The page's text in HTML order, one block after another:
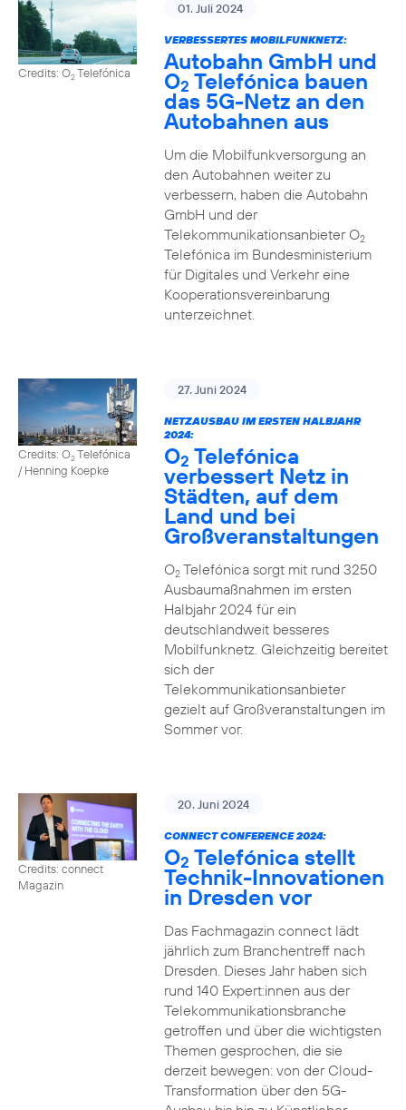
Credits: O2Telefónica
01. Juli 2024
VERBESSERTES MOBILFUNKNETZ:
Autobahn GmbH und
O2 Telefónica bauen
das 5G-Netz an den
Autobahnen aus
Um die Mobilfunkversorgung an
den Autobahnen weiter zu
verbessern, haben die Autobahn
GmbH und der
Telekommunikationsanbieter O2
Telefónica im Bundesministerium
für Digitales und Verkehr eine
Kooperationsvereinbarung
unterzeichnet.
Credits: O2Telefónica
/ Henning Koepke
27. Juni 2024
NETZAUSBAU IM ERSTEN HALBJAHR
2024:
O2 Telefónica
verbessert Netz in
Städten, auf dem
Land und bei
Großveranstaltungen
O2Telefónica sorgt mit rund 3250
Ausbaumaßnahmen im ersten
Halbjahr 2024 für ein
deutschlandweit besseres
Mobilfunknetz. Gleichzeitig bereitet
sich der
Telekommunikationsanbieter
gezielt auf Großveranstaltungen im
Sommer vor.
Credits: connect
Magazin
20. Juni 2024
CONNECT CONFERENCE 2024:
O2 Telefónica stellt
Technik-Innovationen
in Dresden vor
Das Fachmagazin connect lädt
jährlich zum Branchentreff nach
Dresden. Dieses Jahr haben sich
rund 140 Expert:innen aus der
Telekommunikationsbranche
getroffen und über die wichtigsten
Themen gesprochen, die sie
derzeit bewegen: von der Cloud-
Transformation über den 5G-